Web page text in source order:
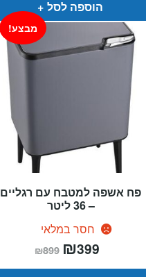
הוספה לסל
פח אשפה למטבח עם רגליים
– 36 ליטר
חסר במלאי
מבצע!
₪899 המחיר
המקורי
היה:
₪399
הוא: